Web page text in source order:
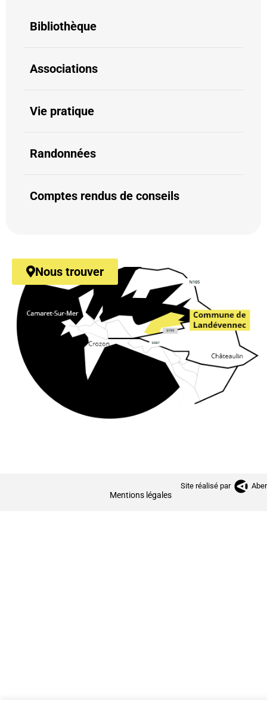
Bibliothèque
Associations
Vie pratique
Randonnées
Comptes rendus de conseils
Nous trouver
Mentions légales
Site réalisé par